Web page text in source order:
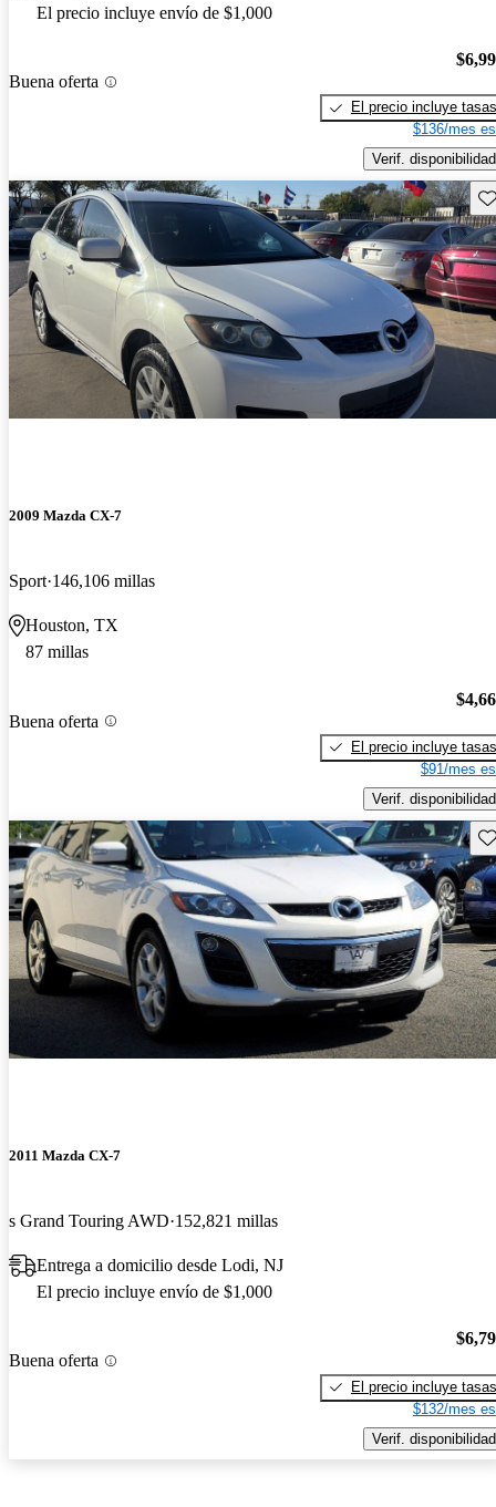
El precio incluye envío de $1,000
Buena oferta
El precio incluye tasas
$136/mes
Verif. disponibilidad
2009 Mazda CX-7
Sport 146,106 millas
Houston, TX
87 millas
Buena oferta
El precio incluye tasas
$91/mes
Verif. disponibilidad
2011 Mazda CX-7
s Grand Touring AWD 152,821 millas
Entrega a domicilio desde Lodi, NJ
El precio incluye envío de $1,000
Buena oferta
El precio incluye tasas
$132/mes
Verif. disponibilidad